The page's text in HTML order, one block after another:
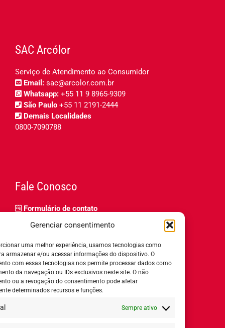
Gerenciar consentimento
uma melhor experiência, usamos tecnologias como
armazenar e/ou acessar informações do dispositivo. O
com essas tecnologias nos permite processar dados como
da navegação ou IDs exclusivos neste site. O não
ou a revogação do consentimento pode afetar
determinados recursos e funções.
Sempre ativo
SAC Arcólor
Serviço de Atendimento ao Consumidor
Email: sac@arcolor.com.br
Whatsapp: +55 11 9 8965-9309
São Paulo +55 11 2191-2444
Demais Localidades
0800-7090788
Fale Conosco
Formulário de contato
Relatório de igualdade salarial
Horário de Atendimento:
8h ás 18h